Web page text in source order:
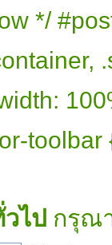
*/
ไป กรุณ